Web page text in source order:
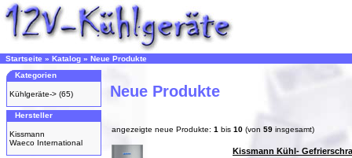
Startseite » Katalog » Neue Produkte
Kategorien
Kühlgeräte-> (65)
Hersteller
Kissmann
Waeco International
Neue Produkte
angezeigte neue Produkte: 1 bis 10 (von 59 insgesamt)
Kissmann Kühl-